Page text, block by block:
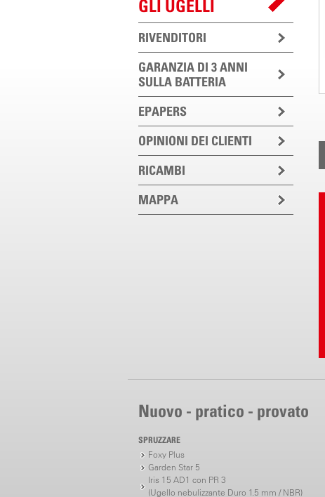
GLI UGELLI
RIVENDITORI
GARANZIA DI 3 ANNI
SULLA BATTERIA
EPAPERS
OPINIONI DEI CLIENTI
RICAMBI
MAPPA
Nuovo - pratico - provato
SPRUZZARE
Foxy Plus
Garden Star 5
Iris 15 AD1 con PR 3
(Ugello nebulizzante Duro 1.5 mm / NBR)